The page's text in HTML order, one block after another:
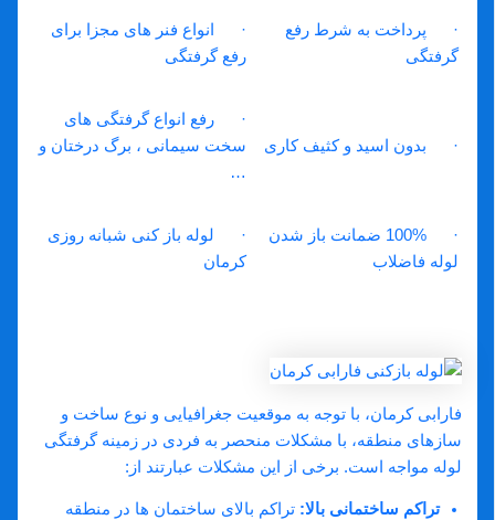
· پرداخت به شرط رفع
گرفتگی
· انواع فنر های مجزا برای
رفع گرفتگی
· بدون اسید و کثیف کاری
· رفع انواع گرفتگی های
سخت سیمانی ، برگ درختان و
…
· 100% ضمانت باز شدن
لوله فاضلاب
· لوله باز کنی شبانه روزی
کرمان
فارابی کرمان، با توجه به موقعیت جغرافیایی و نوع ساخت و
سازهای منطقه، با مشکلات منحصر به فردی در زمینه گرفتگی
لوله مواجه است. برخی از این مشکلات عبارتند از:
تراکم ساختمانی بالا: تراکم بالای ساختمان ها در منطقه